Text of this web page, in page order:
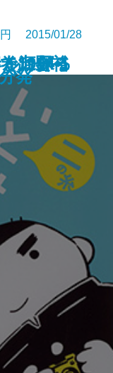
出会っ
に探る
2015/01/28
1954-1
河野裕
発